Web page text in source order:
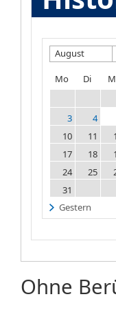
August
Mo Di
3
4
10
11
17
18
24
25
31
Gestern
Ohne